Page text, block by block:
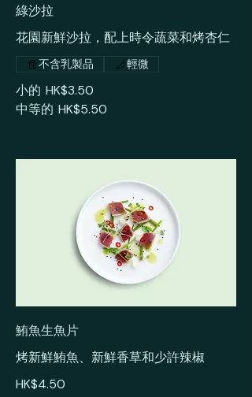
綠沙拉
花園新鮮沙拉，配上時令蔬菜和烤杏仁
小的 HK$3.50
中等的 HK$5.50
不含乳製品 輕微
鮪魚生魚片
烤新鮮鮪魚、新鮮香草和少許辣椒
HK$4.50